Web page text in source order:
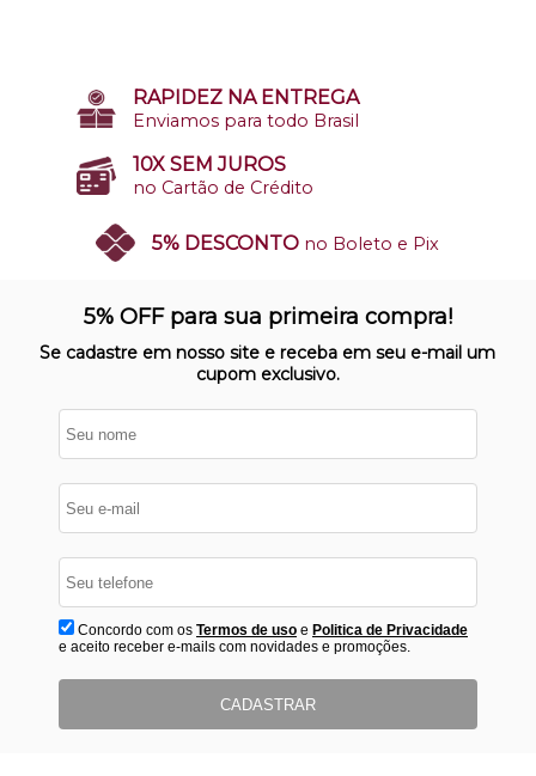
RAPIDEZ NA ENTREGA
Enviamos para todo Brasil
10X SEM JUROS
no Cartão de Crédito
5% DESCONTO no Boleto e Pix
Nosso site opera em ambiente
protegido
5% OFF para sua primeira compra!
Se cadastre em nosso site e receba em seu e-mail um
cupom exclusivo.
Concordo com os Termos de usoe Politica de Privacidade
e aceito receber e-mails com novidades e promoções.
CADASTRAR